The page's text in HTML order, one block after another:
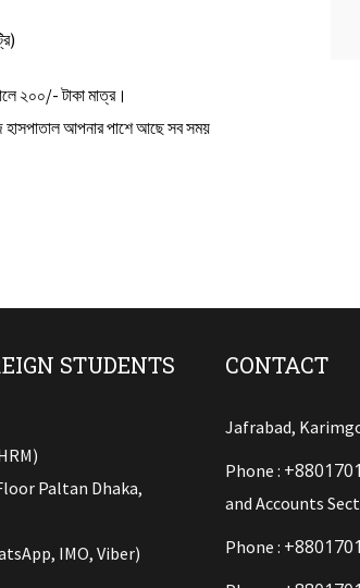
২০০/- টাকা মাত্র।
হাসপাতাল আপনার পাশে আছে সব সময়
STUDENTS
Paltan Dhaka,
IMO, Viber)
CONTACT
Jafrabad,
Phone :
and Accounts
Phone :